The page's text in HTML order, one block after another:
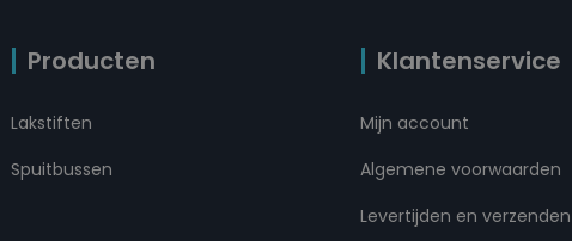
Producten
Lakstiften
Spuitbussen
Klantenservice
Mijn account
Algemene voorwaarden
Levertijden en verzenden